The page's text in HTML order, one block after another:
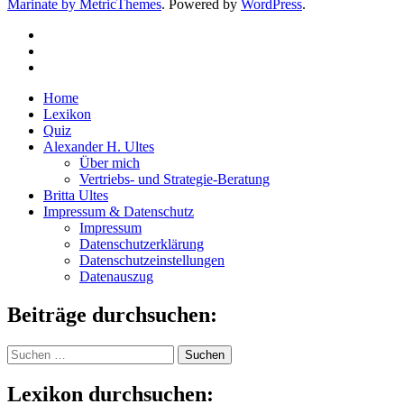
Marinate by MetricThemes. Powered by WordPress.
Home
Lexikon
Quiz
Alexander H. Ultes
Über mich
Vertriebs- und Strategie-Beratung
Britta Ultes
Impressum & Datenschutz
Impressum
Datenschutzerklärung
Datenschutzeinstellungen
Datenauszug
Beiträge durchsuchen:
Suchen
nach:
Lexikon durchsuchen: